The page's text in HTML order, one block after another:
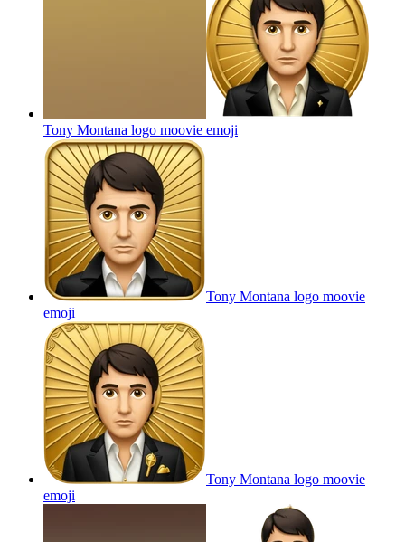
Tony Montana logo moovie emoji
Tony Montana logo moovie
emoji
Tony Montana logo moovie
emoji